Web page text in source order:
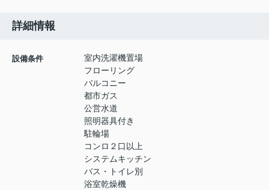
詳細情報
設備条件
室内洗濯機置場
フローリング
バルコニー
都市ガス
公営水道
照明器具付き
駐輪場
コンロ２口以上
システムキッチン
バス・トイレ別
浴室乾燥機